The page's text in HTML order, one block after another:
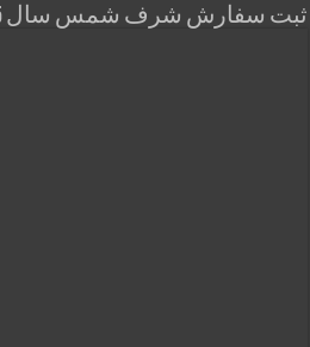
ثبت سفارش شرف شمس سال 1405